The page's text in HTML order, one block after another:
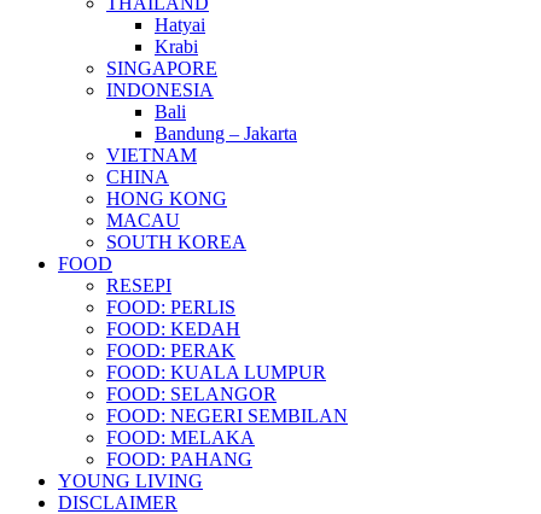
Hatyai
Krabi
SINGAPORE
INDONESIA
Bali
Bandung – Jakarta
VIETNAM
CHINA
HONG KONG
MACAU
SOUTH KOREA
FOOD
RESEPI
FOOD: PERLIS
FOOD: KEDAH
FOOD: PERAK
FOOD: KUALA LUMPUR
FOOD: SELANGOR
FOOD: NEGERI SEMBILAN
FOOD: MELAKA
FOOD: PAHANG
YOUNG LIVING
DISCLAIMER